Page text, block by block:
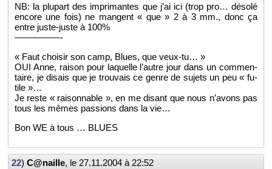
NB: la plu­part des im­pri­mantes que j’ai ici (trop pro… dé­solé
en­core une fois) ne mangent « que » 2 à 3 mm., donc ça
entre juste-juste à 100%
—————-
« Faut choi­sir son camp, Blues, que veux-tu… »
OUI Anne, rai­son pour la­quelle l’autre jour dans un com­men­
taire, je di­sais que je trou­vais ce genre de su­jets un peu « fu­
tile »…
Je reste « rai­son­nable », en me di­sant que nous n’avons pas
tous les mêmes pas­sions dans la vie…
Bon WE à tous … BLUES
22) C@​naille, le 27.11.2004 à 22:52